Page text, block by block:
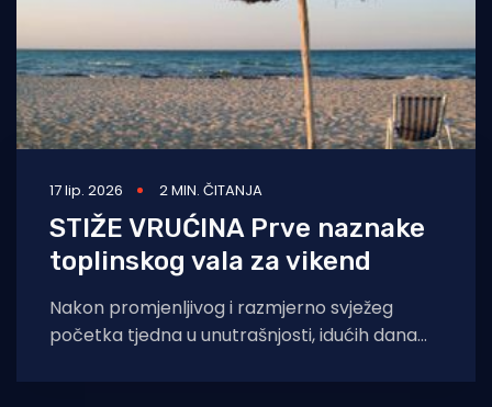
17 lip. 2026 2 MIN. ČITANJA
STIŽE VRUĆINA Prve naznake
toplinskog vala za vikend
Nakon promjenljivog i razmjerno svježeg
početka tjedna u unutrašnjosti, idućih dana
dnevna